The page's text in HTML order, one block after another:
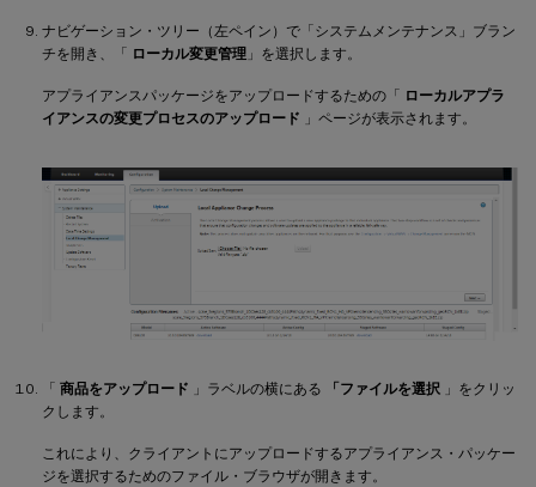
ナビゲーション・ツリー（左ペイン）で「システムメンテナンス」ブラン
チを開き、「
ローカル変更管理 」を選択します。
アプライアンスパッケージをアップロードするための「
ローカルアプラ
イアンスの変更プロセスのアップロード 」ページが表示されます。
「 商品をアップロード 」ラベルの横にある 「ファイルを選択 」をクリッ
クします。
これにより、クライアントにアップロードするアプライアンス・パッケー
ジを選択するためのファイル・ブラウザが開きます。